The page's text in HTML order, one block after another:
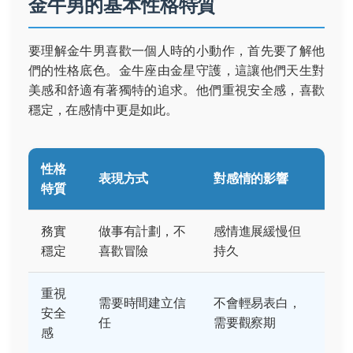
金牛男的基本性格特質
要理解金牛男喜歡一個人時的小動作，首先要了解他
們的性格底色。金牛座由金星守護，這讓他們天生對
美感和舒適有著獨特的追求。他們重視安全感，喜歡
穩定，在感情中更是如此。
性格
特質
表現方式 對感情的影響
務實
穩定
做事有計劃，不
喜歡冒險
感情進展緩慢但
持久
重視
安全
感
需要時間建立信
任
不會輕易表白，
需要觀察期